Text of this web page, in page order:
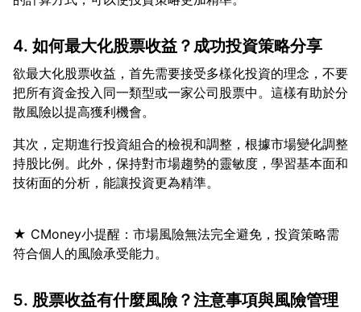
4. 如何最大化股票收益？成功投資策略分享
欲最大化股票收益，首先需要接受多樣化投資的理念，不要
把所有資金投入同一類型或一家公司股票中。這樣有助於分
其次，定期進行投資組合的檢視和調整，根據市場變化調整
持股比例。此外，保持對市場趨勢的靈敏度，學習基本面和
★ CMoney小提醒：市場風險無法完全避免，投資策略需
5. 股票收益有什麼風險？注意事項與風險管理